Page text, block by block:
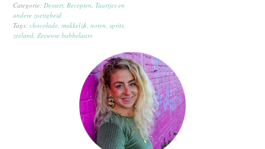
Categorie:Dessert,Recepten,Taartjes en
andere zoetigheid
Tags:chocolade,makkelijk,noten,sprits,
zeeland,Zeeuwse babbelaars